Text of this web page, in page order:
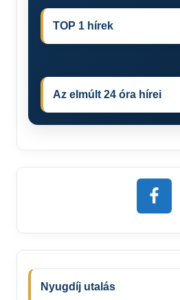
TOP 1 hírek
Az elmúlt 24 óra hírei
Nyugdíj utalás